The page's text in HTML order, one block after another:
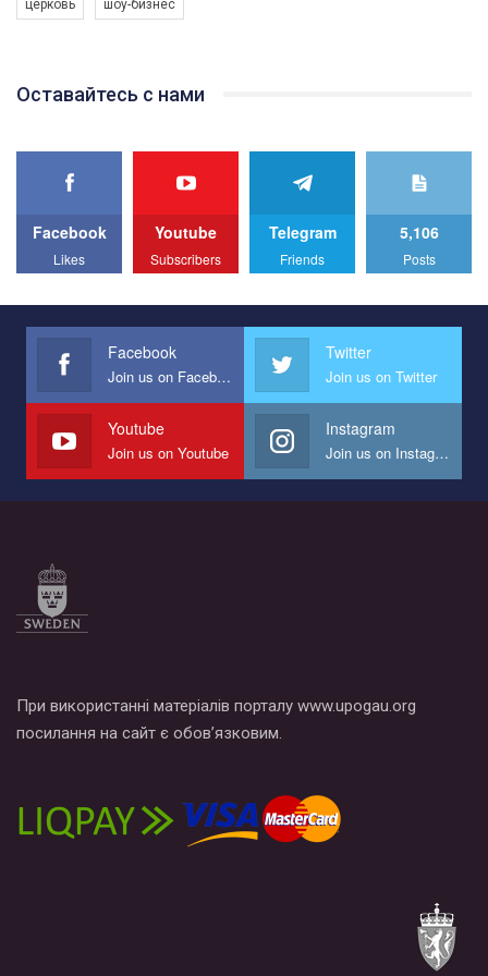
Якщо ти хочеш підтримати нас - просто натисни "лайк" під
best video, representing programme for the development of
We appeal to your support and ask to help us implement our plan
All you have to do is to press "Like" below the video.
Эмоционально сильный ролик от команды "Гей-альянс
представляющий программу развития организации.
Мы просим вас поддержать нас и помочь нам реализовать
наш план по борьбе с насилием и дискриминацией на почве
СОГИ в Украине.
Все, что вам нужно сделать - это зайти на наш канал YouTube
по этой ссылке и поставить лайк под видео.
церковь шоу-бизнес
Оставайтесь с нами
Facebook
Likes
Youtube
Subscribers
Telegram
Friends
5,106
Posts
Facebook
Join us on Facebook
Twitter
Join us on Twitter
Youtube
Join us on Youtube
Instagram
Join us on Instagram
При використанні матеріалів порталу www.upogau.org
посилання на сайт є обов’язковим.